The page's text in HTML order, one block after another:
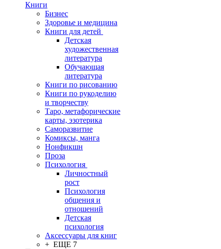
Книги
Бизнес
Здоровье и медицина
Книги для детей
Детская
художественная
литература
Обучающая
литература
Книги по рисованию
Книги по рукоделию
и творчеству
Таро, метафорические
карты, эзотерика
Саморазвитие
Комиксы, манга
Нонфикшн
Проза
Психология
Личностный
рост
Психология
общения и
отношений
Детская
психология
Аксессуары для книг
+ ЕЩЕ 7